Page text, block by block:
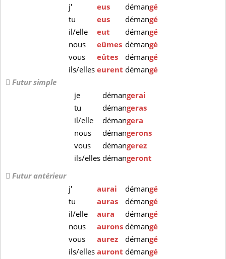
j'
eus démangé
tu
eus démangé
il/elle
eut démangé
nous
eûmes démangé
vous
eûtes démangé
ils/elles eurent démangé
Futur simple
je
démangerai
tu
démangeras
il/elle
démangera
nous
démangerons
vous
démangerez
ils/ellesdémangeront
Futur antérieur
j'
aurai démangé
tu
auras démangé
il/elle
aura démangé
nous
aurons démangé
vous
aurez démangé
ils/elles auront démangé